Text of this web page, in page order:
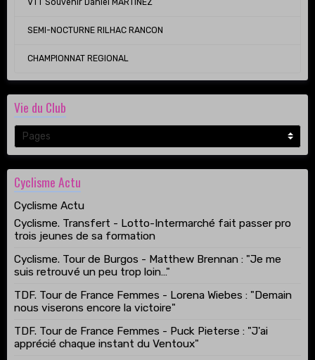
VTT Souvenir Daniel MARTINEZ
SEMI-NOCTURNE RILHAC RANCON
CHAMPIONNAT REGIONAL
Vie du Club
Cyclisme Actu
Cyclisme Actu
Cyclisme. Transfert - Lotto-Intermarché fait passer pro
trois jeunes de sa formation
Cyclisme. Tour de Burgos - Matthew Brennan : "Je me
suis retrouvé un peu trop loin…"
TDF. Tour de France Femmes - Lorena Wiebes : "Demain
nous viserons encore la victoire"
TDF. Tour de France Femmes - Puck Pieterse : "J'ai
apprécié chaque instant du Ventoux"